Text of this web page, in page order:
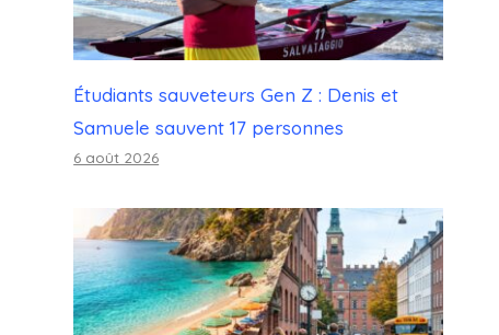
Étudiants sauveteurs Gen Z : Denis et
Samuele sauvent 17 personnes
6 août 2026